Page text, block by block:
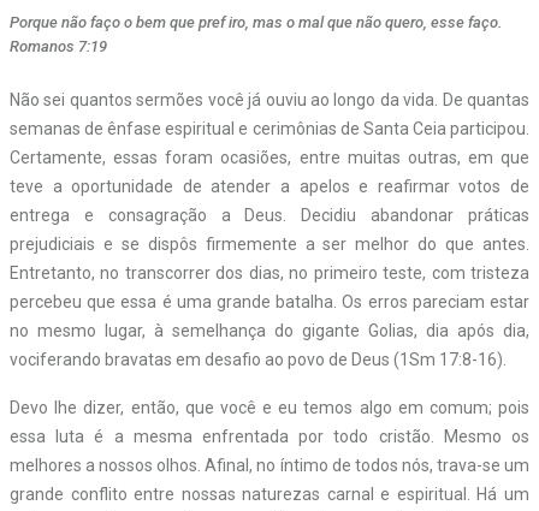
Porque não faço o bem que pref iro, mas o mal que não quero, esse faço.
Romanos 7:19
Não sei quantos sermões você já ouviu ao longo da vida. De quantas
semanas de ênfase espiritual e cerimônias de Santa Ceia participou.
Certamente, essas foram ocasiões, entre muitas outras, em que
teve a oportunidade de atender a apelos e reafirmar votos de
entrega e consagração a Deus. Decidiu abandonar práticas
prejudiciais e se dispôs firmemente a ser melhor do que antes.
Entretanto, no transcorrer dos dias, no primeiro teste, com tristeza
percebeu que essa é uma grande batalha. Os erros pareciam estar
no mesmo lugar, à semelhança do gigante Golias, dia após dia,
vociferando bravatas em desafio ao povo de Deus (1Sm 17:8-16).
Devo lhe dizer, então, que você e eu temos algo em comum; pois
essa luta é a mesma enfrentada por todo cristão. Mesmo os
melhores a nossos olhos. Afinal, no íntimo de todos nós, trava-se um
grande conflito entre nossas naturezas carnal e espiritual. Há um